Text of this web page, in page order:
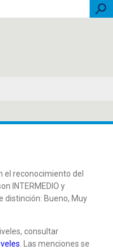
el reconocimiento del
INTERMEDIO y
distinción: Bueno, Muy
consultar
. Las menciones se